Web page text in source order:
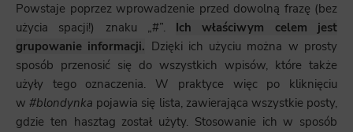
Powstaje poprzez wprowadzenie przed dowolną frazę (bez
użycia spacji!) znaku „#”. Ich właściwym celem jest
grupowanie informacji. Dzięki ich użyciu można w prosty
sposób przenosić się do wszystkich wpisów, które także
użyły tego oznaczenia. W praktyce więc po kliknięciu
w#blondynka pojawia się lista, zawierająca wszystkie posty,
gdzie ten hasztag został użyty. Stosowanie ich w sposób